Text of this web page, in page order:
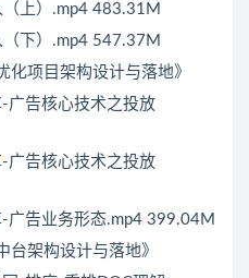
上）.mp4 483.31M
下）.mp4 547.37M
项目架构设计与落地》
广告核心技术之投放
广告核心技术之投放
广告业务形态.mp4 399.04M
架构设计与落地》